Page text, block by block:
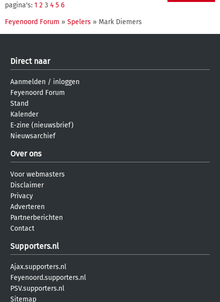
pagina's: 1 2 3 4 5 6
Feyenoord Forum » Spelers » Mark Diemers
Direct naar
Aanmelden / inloggen
Feyenoord Forum
Stand
Kalender
E-zine (nieuwsbrief)
Nieuwsarchief
Over ons
Voor webmasters
Disclaimer
Privacy
Adverteren
Partnerberichten
Contact
Supporters.nl
Ajax.supporters.nl
Feyenoord.supporters.nl
PSV.supporters.nl
Sitemap